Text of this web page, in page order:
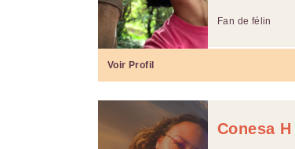
Fan de félin
Voir Profil
Conesa H